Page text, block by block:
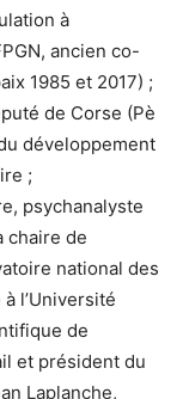
à
ancien co-
1985 et 2017) ;
de Corse (Pè
développement
;
psychanalyste
chaire de
national des
l’Université
de
et président du
Laplanche,